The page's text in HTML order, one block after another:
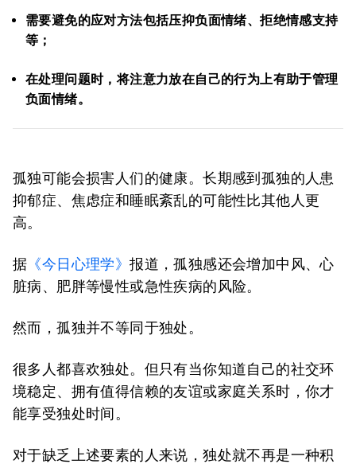
需要避免的应对方法包括压抑负面情绪、拒绝情感支持
等；
在处理问题时，将注意力放在自己的行为上有助于管理
负面情绪。
孤独可能会损害人们的健康。长期感到孤独的人患
抑郁症、焦虑症和睡眠紊乱的可能性比其他人更
高。
据 《今日心理学》报道，孤独感还会增加中风、心
脏病、肥胖等慢性或急性疾病的风险。
然而，孤独并不等同于独处。
很多人都喜欢独处。但只有当你知道自己的社交环
境稳定、拥有值得信赖的友谊或家庭关系时，你才
能享受独处时间。
对于缺乏上述要素的人来说，独处就不再是一种积